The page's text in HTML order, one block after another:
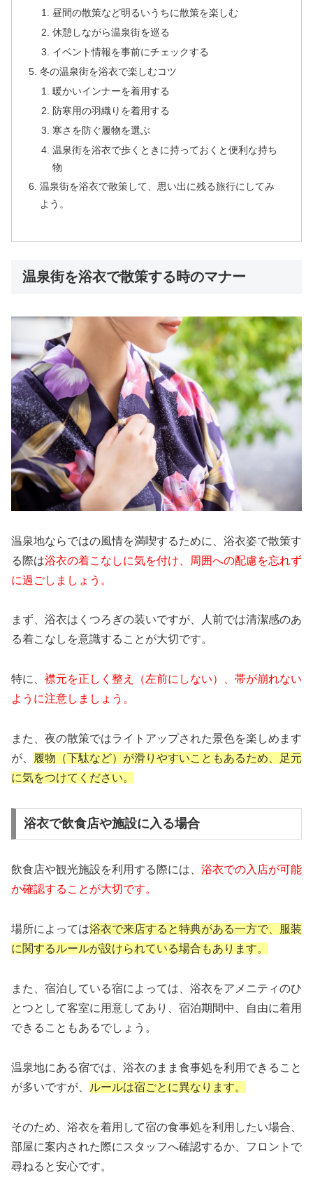
昼間の散策など明るいうちに散策を楽しむ
休憩しながら温泉街を巡る
イベント情報を事前にチェックする
冬の温泉街を浴衣で楽しむコツ
暖かいインナーを着用する
防寒用の羽織りを着用する
寒さを防ぐ履物を選ぶ
温泉街を浴衣で歩くときに持っておくと便利な持ち
物
温泉街を浴衣で散策して、思い出に残る旅行にしてみ
よう。
温泉街を浴衣で散策する時のマナー
温泉地ならではの風情を満喫するために、浴衣姿で散策す
る際は浴衣の着こなしに気を付け、周囲への配慮を忘れず
に過ごしましょう。
まず、浴衣はくつろぎの装いですが、人前では清潔感のあ
る着こなしを意識することが大切です。
特に、 襟元を正しく整え（左前にしない）、帯が崩れない
ように注意しましょう。
また、夜の散策ではライトアップされた景色を楽しめます
が、
履物（下駄など）が滑りやすいこともあるため、足元
に気をつけてください。
浴衣で飲食店や施設に入る場合
飲食店や観光施設を利用する際には、 浴衣での入店が可能
か確認することが大切です。
場所によっては浴衣で来店すると特典がある一方で、服装
に関するルールが設けられている場合もあります。
また、宿泊している宿によっては、浴衣をアメニティのひ
とつとして客室に用意してあり、宿泊期間中、自由に着用
できることもあるでしょう。
温泉地にある宿では、浴衣のまま食事処を利用できること
が多いですが、
ルールは宿ごとに異なります。
そのため、浴衣を着用して宿の食事処を利用したい場合、
部屋に案内された際にスタッフへ確認するか、フロントで
尋ねると安心です。